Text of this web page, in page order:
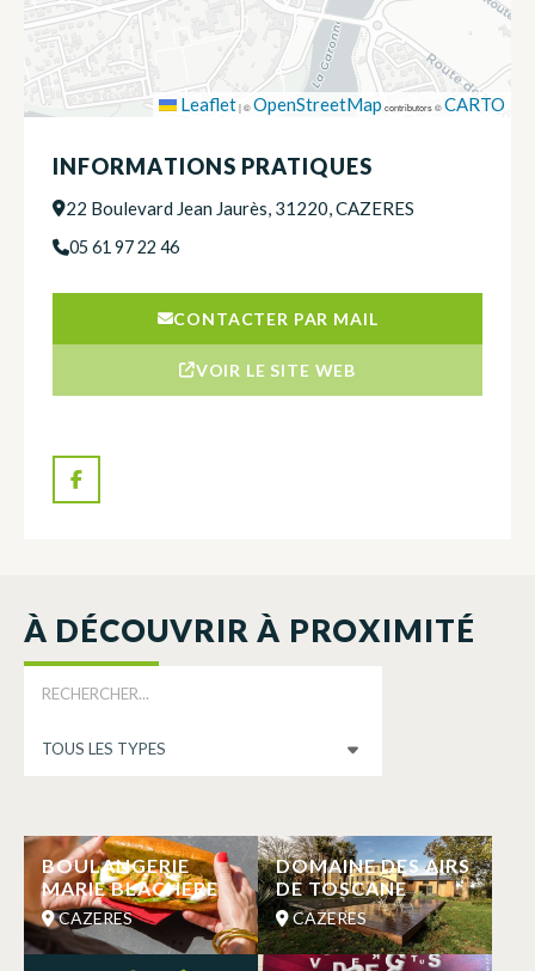
Leaflet|©OpenStreetMap contributors ©CARTO
INFORMATIONS PRATIQUES
22 Boulevard Jean Jaurès, 31220, CAZERES
05 61 97 22 46
CONTACTER PAR MAIL
VOIR LE SITE WEB
À DÉCOUVRIR À PROXIMITÉ
BOULANGERIE
MARIE BLACHERE
CAZERES
DOMAINE DES AIRS
DE TOSCANE
CAZERES